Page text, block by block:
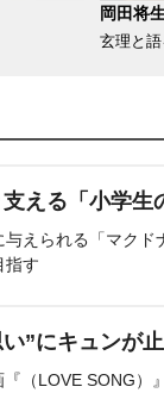
岡田将
玄理と語
える「小学生
えられる「マクド
指す
”にキュンが止
（LOVE SONG）